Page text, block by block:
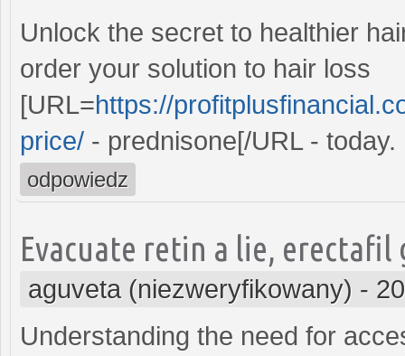
Unlock the secret to healthier
order your solution to hair loss
[URL=https://
price/ - prednisone[/URL - today.
odpowiedz
Evacuate retin a lie, erectafil
aguveta (niezweryfikowany) -
Understanding the need for